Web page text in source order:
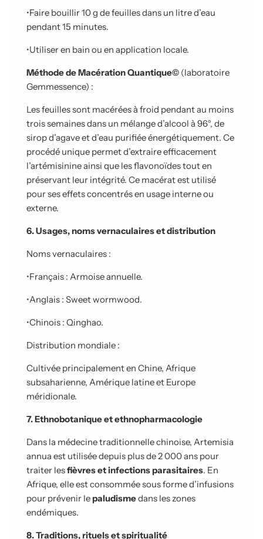
•Faire bouillir 10 g de feuilles dans un litre d’eau
pendant 15 minutes.
•Utiliser en bain ou en application locale.
Méthode de Macération Quantique© (laboratoire
Gemmessence) :
Les feuilles sont macérées à froid pendant au moins
trois semaines dans un mélange d’alcool à 96°, de
sirop d’agave et d’eau purifiée énergétiquement. Ce
procédé unique permet d’extraire efficacement
l’artémisinine ainsi que les flavonoïdes tout en
préservant leur intégrité. Ce macérat est utilisé
pour ses effets concentrés en usage interne ou
externe.
6. Usages, noms vernaculaires et distribution
Noms vernaculaires :
•Français : Armoise annuelle.
•Anglais : Sweet wormwood.
•Chinois : Qinghao.
Distribution mondiale :
Cultivée principalement en Chine, Afrique
subsaharienne, Amérique latine et Europe
méridionale.
7. Ethnobotanique et ethnopharmacologie
Dans la médecine traditionnelle chinoise, Artemisia
annua est utilisée depuis plus de 2 000 ans pour
traiter lesfièvres et infections parasitaires. En
Afrique, elle est consommée sous forme d’infusions
pour prévenir le paludismedans les zones
endémiques.
8. Traditions, rituels et spiritualité